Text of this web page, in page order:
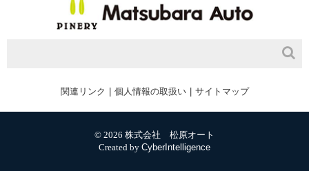
関連リンク 個人情報の取扱い サイトマップ
© 2026 株式会社 松原オート
Created by CyberIntelligence